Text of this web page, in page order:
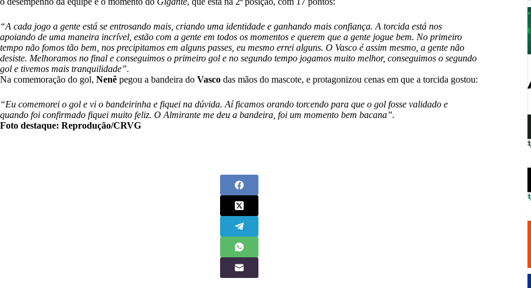
“A cada jogo a gente está se entrosando mais, criando uma identidade e ganhando mais confiança. A torcida está nos
apoiando de uma maneira incrível, estão com a gente em todos os momentos e querem que a gente jogue bem. No primeiro
tempo não fomos tão bem, nos precipitamos em alguns passes, eu mesmo errei alguns. O Vasco é assim mesmo, a gente não
desiste. Melhoramos no final e conseguimos o primeiro gol e no segundo tempo jogamos muito melhor, conseguimos o segundo
gol e tivemos mais tranquilidade”.
Na comemoração do gol, Nenê pegou a bandeira do Vasco das mãos do mascote, e protagonizou cenas em que a torcida gostou:
“Eu comemorei o gol e vi o bandeirinha e fiquei na dúvida. Aí ficamos orando torcendo para que o gol fosse validado e
quando foi confirmado fiquei muito feliz. O Almirante me deu a bandeira, foi um momento bem bacana”.
Foto destaque: Reprodução/CRVG